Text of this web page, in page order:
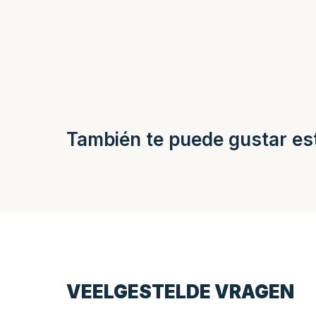
También te puede gustar
VEELGESTELDE VRAGEN